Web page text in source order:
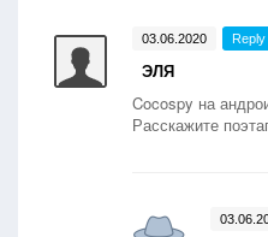
03.06.2020 Reply
ЭЛЯ
Cocospy на
Расскажите